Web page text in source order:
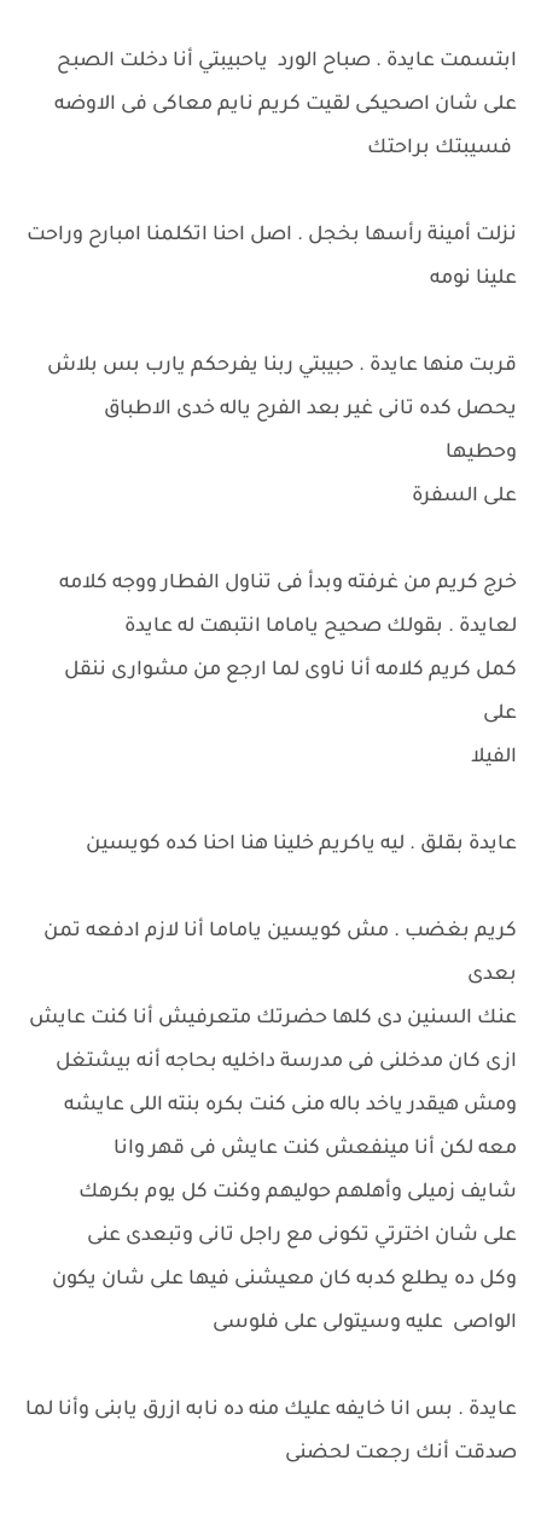
ابتسمت عايدة . صباح الورد ياحبيبتي أنا دخلت الصبح
على شان اصحيكى لقيت كريم نايم معاكى فى الاوضه
فسيبتك براحتك
نزلت أمينة رأسها بخجل . اصل احنا اتكلمنا امبارح وراحت
علينا نومه
قربت منها عايدة . حبيبتي ربنا يفرحكم يارب بس بلاش
يحصل كده تانى غير بعد الفرح ياله خدى الاطباق
وحطيها
على السفرة
خرج كريم من غرفته وبدأ فى تناول الفطار ووجه كلامه
لعايدة . بقولك صحيح ياماما انتبهت له عايدة
كمل كريم كلامه أنا ناوى لما ارجع من مشوارى ننقل
على
الفيلا
عايدة بقلق . ليه ياكريم خلينا هنا احنا كده كويسين
كريم بغضب . مش كويسين ياماما أنا لازم ادفعه تمن
بعدى
عنك السنين دى كلها حضرتك متعرفيش أنا كنت عايش
ازى كان مدخلنى فى مدرسة داخليه بحاجه أنه بيشتغل
ومش هيقدر ياخد باله منى كنت بكره بنته اللى عايشه
معه لكن أنا مينفعش كنت عايش فى قهر وانا
شايف زميلى وأهلهم حوليهم وكنت كل يوم بكرهك
على شان اخترتي تكونى مع راجل تانى وتبعدى عنى
وكل ده يطلع كدبه كان معيشنى فيها على شان يكون
الواصى عليه وسيتولى على فلوسى
عايدة . بس انا خايفه عليك منه ده نابه ازرق يابنى وأنا لما
صدقت أنك رجعت لحضنى